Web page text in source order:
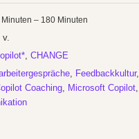
Minuten – 180 Minuten
v.
, CHANGE
, Feedbackkultur,
Coaching, Microsoft Copilot,